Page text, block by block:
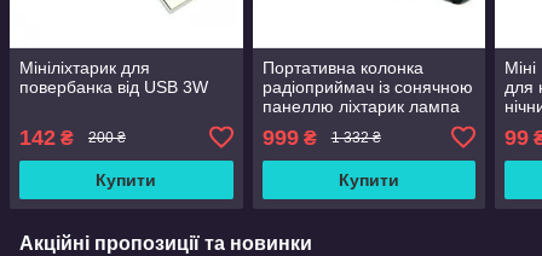
Мініліхтарик для
повербанка від USB 3W
142 ₴ 200 ₴
Купити
Портативна колонка
радіоприймач із сонячною
панеллю ліхтарик лампа
2730LS
999₴ 1 332 ₴
Купити
для
99
Акційні пропозиції та новинки